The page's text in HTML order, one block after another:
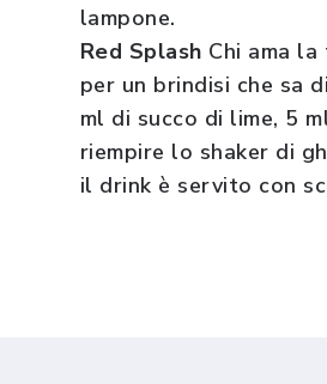
lampone.
Red Splash Chi ama
per un brindisi che sa
ml di succo di lime, 5
riempire lo shaker di
il drink è servito con